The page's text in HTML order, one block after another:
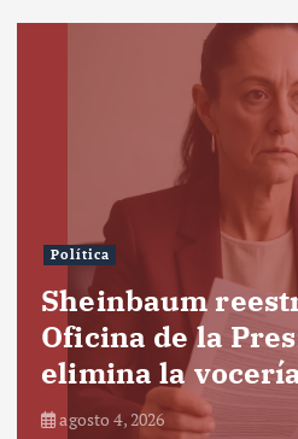
Política
Sheinbaum
Oficina de la
elimina la
agosto 4, 2026